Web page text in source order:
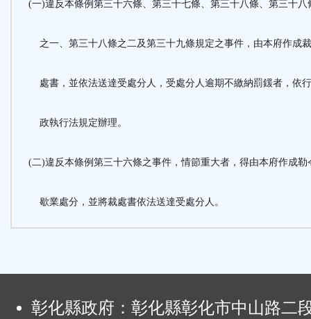
(一)違反本條例第三十六條、第三十七條、第三十八條、第三十八
之一、第三十八條之二及第三十九條規定之事件，由本府作成裁
處書，並依法送達受處分人，受處分人逾期不繳納罰鍰者，依行
政執行法規定辦理。
(二)違反本條例第三十六條之事件，情節重大者，得由本府作成勒
歇業處分，並將裁處書依法送達受處分人。
彰化縣政府：彰化縣彰化市中山路二